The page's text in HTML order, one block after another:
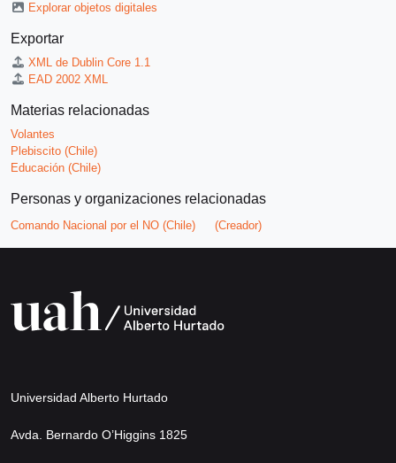
Explorar objetos digitales
Exportar
XML de Dublin Core 1.1
EAD 2002 XML
Materias relacionadas
Volantes
Plebiscito (Chile)
Educación (Chile)
Personas y organizaciones relacionadas
Comando Nacional por el NO (Chile) (Creador)
Universidad Alberto Hurtado
Avda. Bernardo O’Higgins 1825